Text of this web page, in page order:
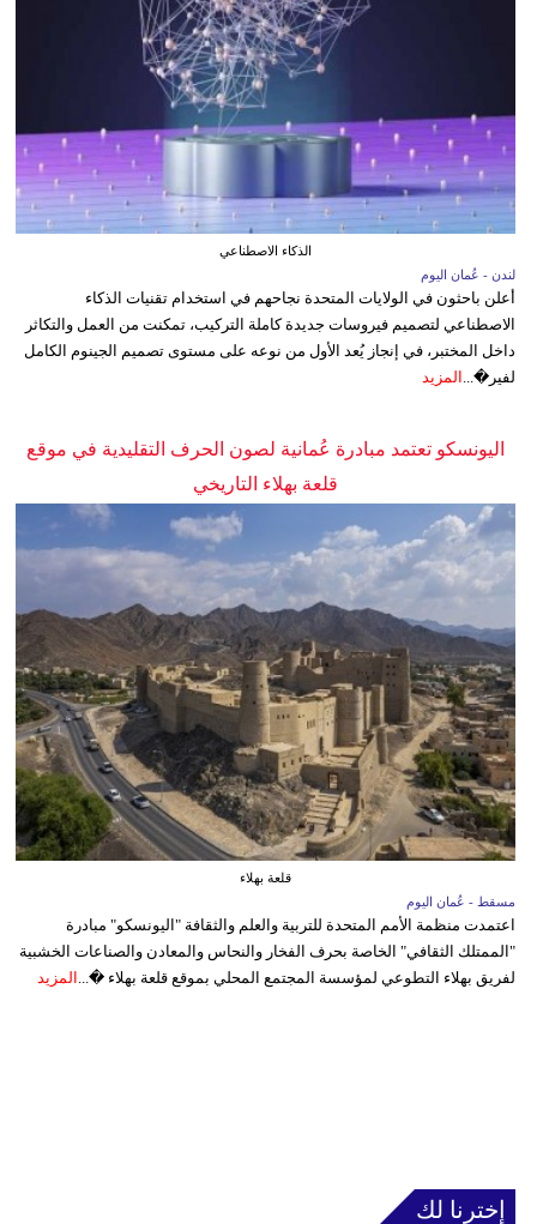
الذكاء الاصطناعي
لندن - عُمان اليوم
أعلن باحثون في الولايات المتحدة نجاحهم في استخدام تقنيات الذكاء
الاصطناعي لتصميم فيروسات جديدة كاملة التركيب، تمكنت من العمل والتكاثر
داخل المختبر، في إنجاز يُعد الأول من نوعه على مستوى تصميم الجينوم الكامل
لفير�...
المزيد
اليونسكو تعتمد مبادرة عُمانية لصون الحرف التقليدية في موقع
قلعة بهلاء التاريخي
قلعة بهلاء
مسقط - عُمان اليوم
اعتمدت منظمة الأمم المتحدة للتربية والعلم والثقافة "اليونسكو" مبادرة
"الممتلك الثقافي" الخاصة بحرف الفخار والنحاس والمعادن والصناعات الخشبية
لفريق بهلاء التطوعي لمؤسسة المجتمع المحلي بموقع قلعة بهلاء �... المزيد
إخترنا لك